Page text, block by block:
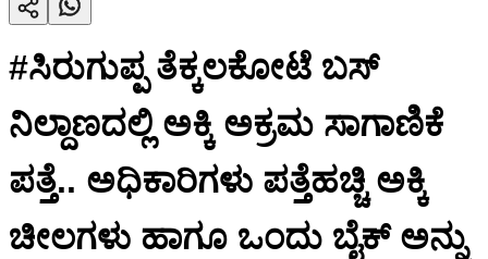
#ಸಿರುಗುಪ್ಪ ತೆಕ್ಕಲಕೋಟೆ ಬಸ್
ನಿಲ್ದಾಣದಲ್ಲಿ ಅಕ್ಕಿ ಅಕ್ರಮ ಸಾಗಾಣಿಕೆ
ಪತ್ತೆ.. ಅಧಿಕಾರಿಗಳು ಪತ್ತೆಹಚ್ಚಿ ಅಕ್ಕಿ
ಚೀಲಗಳು ಹಾಗೂ ಒಂದು ಬೈಕ್ ಅನ್ನು